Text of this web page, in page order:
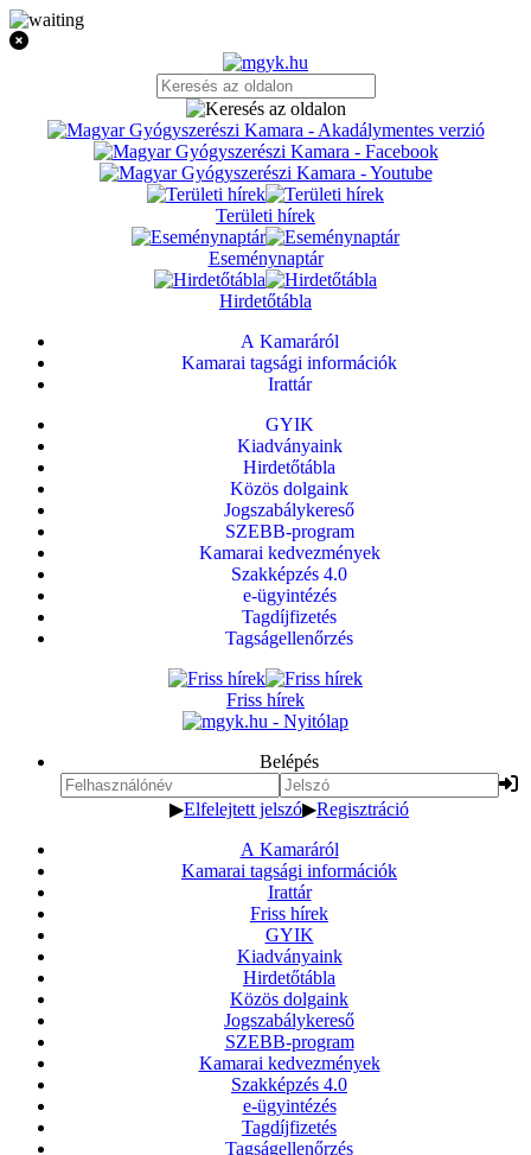
Területi hírek
Eseménynaptár
Hirdetőtábla
A Kamaráról
Kamarai tagsági információk
Irattár
GYIK
Kiadványaink
Hirdetőtábla
Közös dolgaink
Jogszabálykereső
SZEBB-program
Kamarai kedvezmények
Szakképzés 4.0
e-ügyintézés
Tagdíjfizetés
Tagságellenőrzés
Friss hírek
Belépés
▶Elfelejtett jelszó▶Regisztráció
A Kamaráról
Kamarai tagsági információk
Irattár
Friss hírek
GYIK
Kiadványaink
Hirdetőtábla
Közös dolgaink
Jogszabálykereső
SZEBB-program
Kamarai kedvezmények
Szakképzés 4.0
e-ügyintézés
Tagdíjfizetés
Tagságellenőrzés